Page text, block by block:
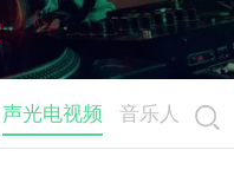
声光电视频 音乐人